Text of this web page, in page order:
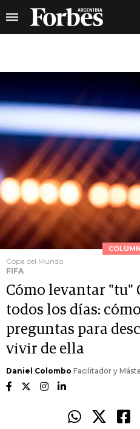
Copa del Mundo
FIFA
Cómo levantar "tu"
todos los días:
preguntas para
vivir de ella
Daniel Colombo Facilitador y